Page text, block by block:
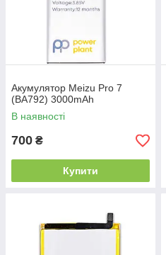
Акумулятор Meizu Pro 7
(BA792) 3000mAh
В наявності
700 ₴
Купити